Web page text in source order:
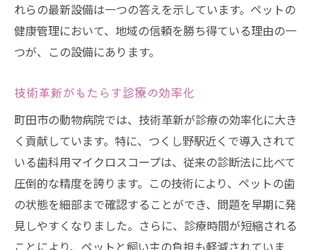
れらの最新設備は一つの答えを示しています。ペットの
健康管理において、地域の信頼を勝ち得ている理由の一
つが、この設備にあります。
技術革新がもたらす診療の効率化
町田市の動物病院では、技術革新が診療の効率化に大き
く貢献しています。特に、つくし野駅近くで導入されて
いる歯科用マイクロスコープは、従来の診断法に比べて
圧倒的な精度を誇ります。この技術により、ペットの歯
の状態を細部まで確認することができ、問題を早期に発
見しやすくなりました。さらに、診療時間が短縮される
ことにより、ペットと飼い主の負担も軽減されていま